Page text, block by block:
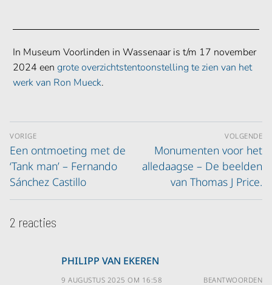
In Museum Voorlinden in Wassenaar is t/m 17 november
2024 een grote overzichtstentoonstelling te zien van het
werk van Ron Mueck.
VORIGE
Een ontmoeting met de
‘Tank man’ – Fernando
Sánchez Castillo
VOLGENDE
Monumenten voor het
alledaagse – De beelden
van Thomas J Price.
2 reacties
PHILIPP VAN EKEREN
9 AUGUSTUS 2025 OM 16:58 BEANTWOORDEN